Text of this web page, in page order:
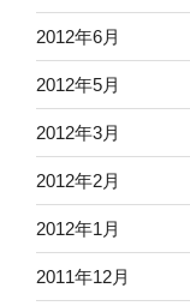
2012年6月
2012年5月
2012年3月
2012年2月
2012年1月
2011年12月